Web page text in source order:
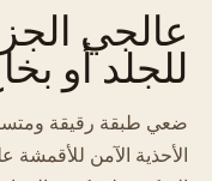
عالجي
للجلد أو
ضعي طبقة رقيقة
الأحذية الآمن للأقمشة